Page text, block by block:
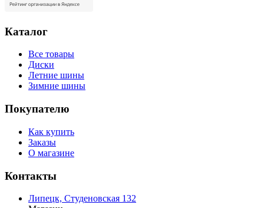
Каталог
Все товары
Диски
Летние шины
Зимние шины
Покупателю
Как купить
Заказы
О магазине
Контакты
Липецк, Студеновская 132